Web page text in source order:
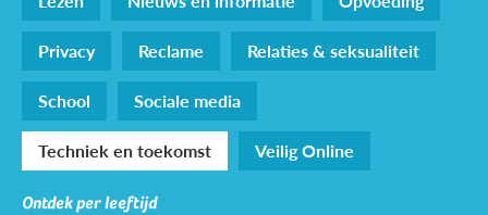
Privacy
Reclame
Relaties & seksualiteit
School
Sociale media
Techniek en toekomst
Veilig Online
Ontdek per leeftijd